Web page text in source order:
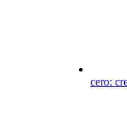
cero: